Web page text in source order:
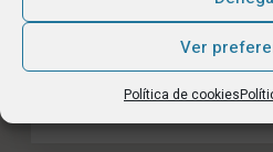
Ver
Política de cookies
Ireland Summer Camp
experiencia internacional
18 febrero, 2026